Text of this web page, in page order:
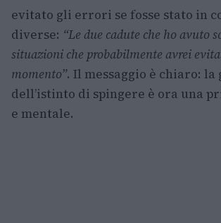
evitato gli errori se fosse stato in
diverse: “Le due cadute che ho avuto
situazioni che probabilmente avrei
momento”. Il messaggio è chiaro: la
dell’istinto di spingere è ora una
e mentale.